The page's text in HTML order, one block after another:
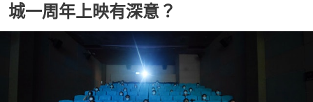
城一周年上映有深意？